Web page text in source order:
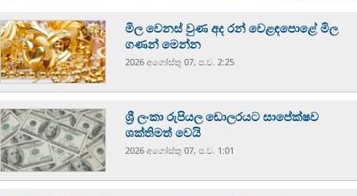
මිල වෙනස් වුණ අද රන් වෙළඳපොළේ මිල
ගණන් මෙන්න
2026 අගෝස්‍තු 07, ප.ව. 2:25
ශ්‍රී ලංකා රුපියල ඩොලරයට සාපේක්ෂව
ශක්තිමත් වෙයි
2026 අගෝස්‍තු 07, ප.ව. 1:01